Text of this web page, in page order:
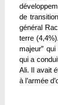
de
général
terre
majeur”
qui a
Ali. Il avait
à l’armée